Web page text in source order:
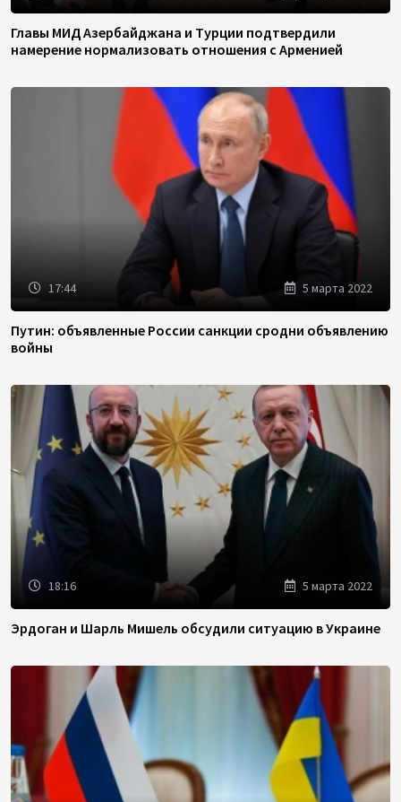
Главы МИД Азербайджана и Турции подтвердили
намерение нормализовать отношения с Арменией
17:44 5 марта 2022
Путин: объявленные России санкции сродни объявлению
войны
18:16 5 марта 2022
Эрдоган и Шарль Мишель обсудили ситуацию в Украине